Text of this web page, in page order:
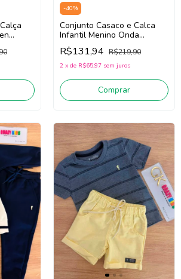
-40%
Conjunto Casaco e Calca
Infantil Menino Onda
Marinha 1261060 (Marinho)
R$131,94 R$219,90
2 x de R$65,97 sem juros
Comprar